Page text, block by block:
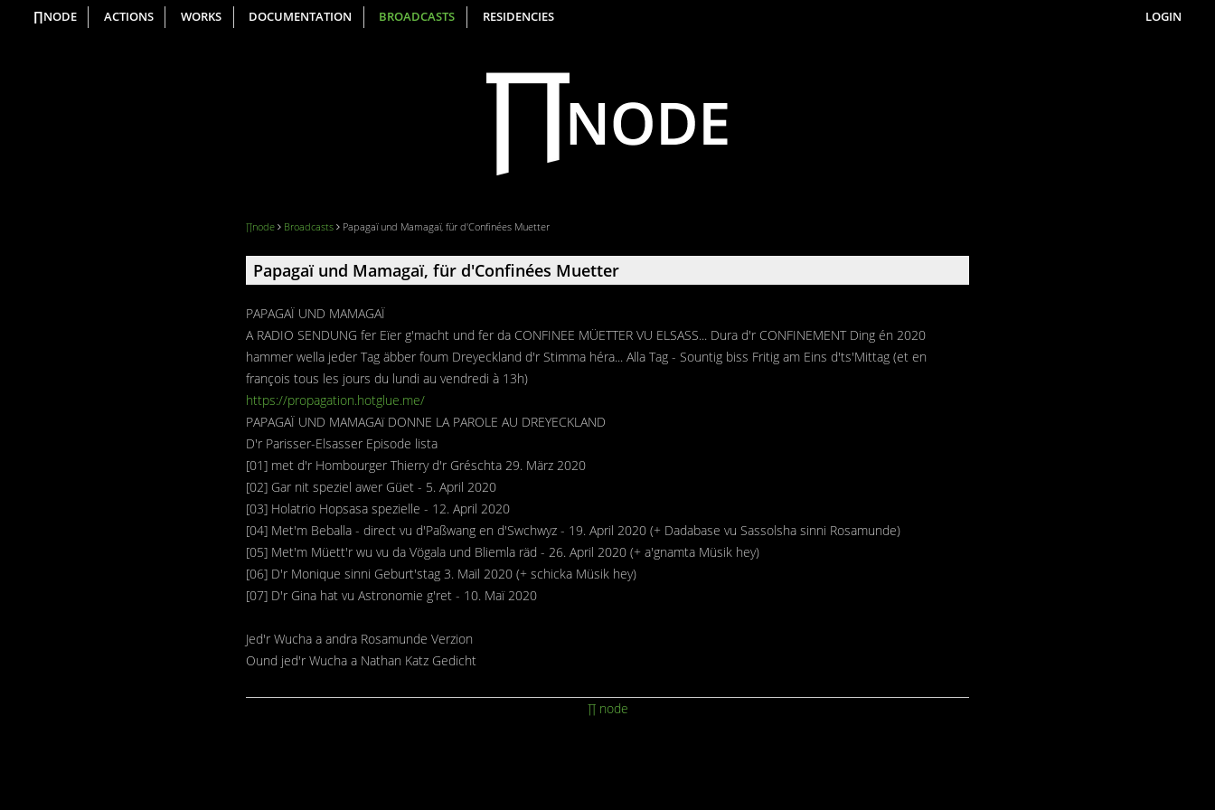
∏NODE ACTIONS WORKS DOCUMENTATION BROADCASTS RESIDENCIES LOGIN
∏node Broadcasts Papagaï und Mamagaï, für d'Confinées Muetter
Papagaï und Mamagaï, für d'Confinées Muetter
PAPAGAÏ UND MAMAGAÏ
A RADIO SENDUNG fer Eïer g'macht und fer da CONFINEE MÜETTER VU ELSASS... Dura d'r CONFINEMENT Ding én 2020
hammer wella jeder Tag äbber foum Dreyeckland d'r Stimma héra... Alla Tag - Sountig biss Fritig am Eins d'ts'Mittag (et en
françois tous les jours du lundi au vendredi à 13h)
https://propagation.hotglue.me/
PAPAGAÏ UND MAMAGAï DONNE LA PAROLE AU DREYECKLAND
D'r Parisser-Elsasser Episode lista
[01] met d'r Hombourger Thierry d'r Gréschta 29. März 2020
[02] Gar nit speziel awer Güet - 5. April 2020
[03] Holatrio Hopsasa spezielle - 12. April 2020
[04] Met'm Beballa - direct vu d'Paßwang en d'Swchwyz - 19. April 2020 (+ Dadabase vu Sassolsha sinni Rosamunde)
[05] Met'm Müett'r wu vu da Vögala und Bliemla räd - 26. April 2020 (+ a'gnamta Müsik hey)
[06] D'r Monique sinni Geburt'stag 3. Maïl 2020 (+ schicka Müsik hey)
[07] D'r Gina hat vu Astronomie g'ret - 10. Maï 2020
Jed'r Wucha a andra Rosamunde Verzion
Ound jed'r Wucha a Nathan Katz Gedicht
∏ node